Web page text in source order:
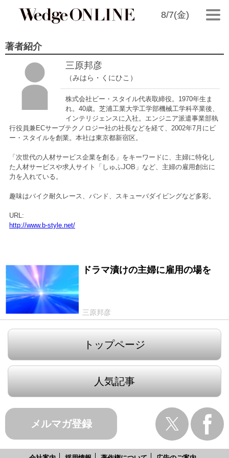
8/7(金)
著者紹介
三原邦彦
（みはら・くにひこ）
株式会社ビー・スタイル代表取締役。1970年生ま
れ。40歳。芝浦工業大学工学部機械工学科卒業後、
インテリジェンスに入社。エンジニア派遣事業部執
行役員兼ECサーブテクノロジー社の社長などを経て、2002年7月にビ
ー・スタイルを創業。本社は東京都新宿区。
「次世代の人材サービス企業を創る」をキーワードに、主婦に特化し
た人材サービスや求人サイト「しゅふJOB」など、主婦の雇用創出に
力を入れている。
趣味はバイク耐久レース、バンド、スキューバダイビングなど多彩。
URL:
http://www.b-style.net/
2011/05/30 ドラマ漬けの主婦に雇用の場を
三原邦彦
トップページ
人気記事
メルマガ登録